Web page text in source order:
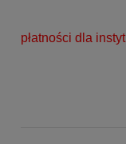
płatności dla